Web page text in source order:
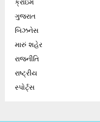
ક્રાઇમ
ગુજરાત
બિઝનેસ
મારું શહેર
રાજનીતિ
રાષ્ટ્રીય
સ્પોર્ટ્સ